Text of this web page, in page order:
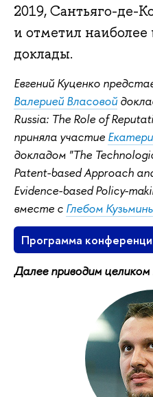
2019, Сантьяго-де-
и отметил
доклады.
Евгений Куценко
Валерией Власовой
Russia: The Role of
приняла участие
докладом "The
Patent-based Approach
Evidence-based Policy-
вместе с Глебом
Программа
Далее приводим целиком